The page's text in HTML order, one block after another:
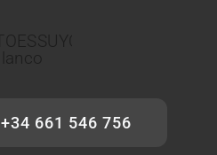
+34 661 546 756